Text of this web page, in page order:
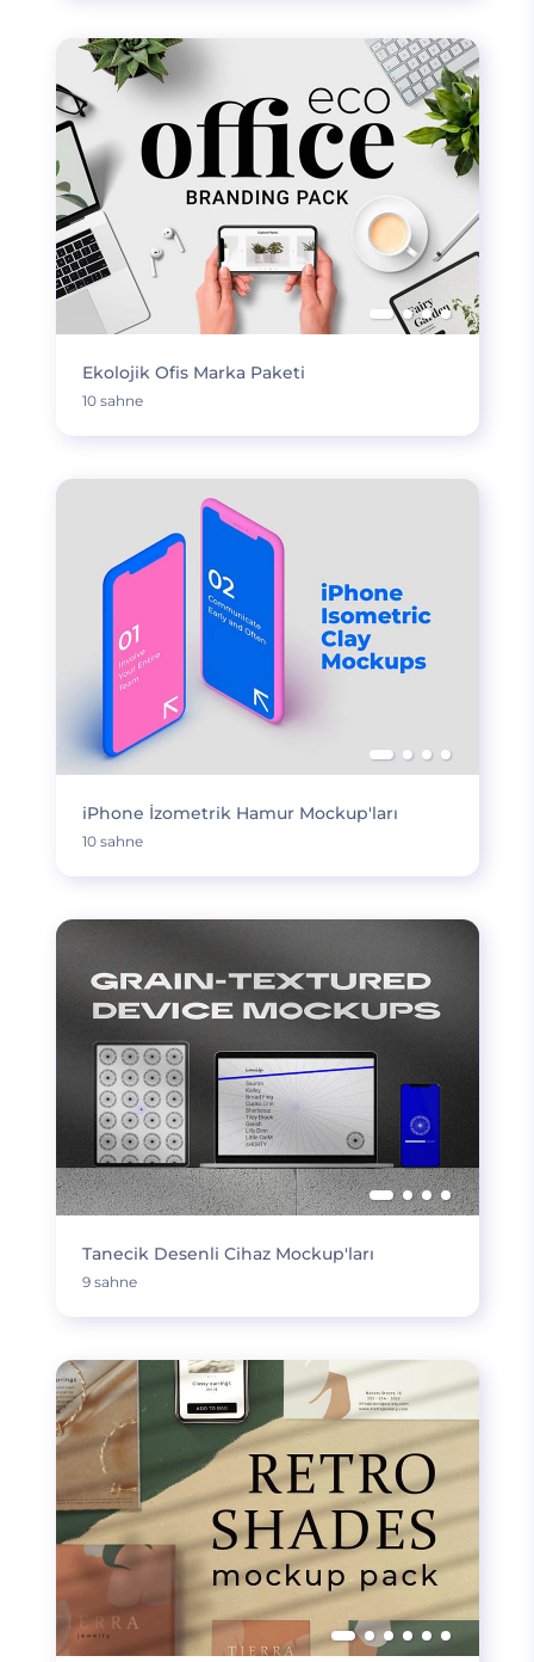
Ekolojik Ofis Marka Paketi
10 sahne
iPhone İzometrik Hamur Mockup'ları
10 sahne
Tanecik Desenli Cihaz Mockup'ları
9 sahne